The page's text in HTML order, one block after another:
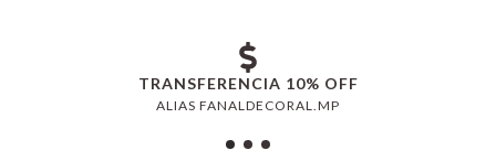
TRANSFERENCIA 10% OFF
ALIAS FANALDECORAL.MP